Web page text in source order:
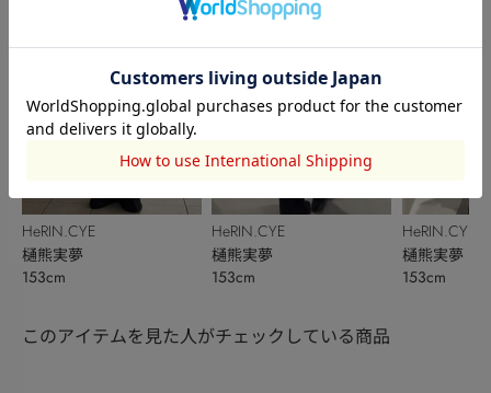
HeRIN.CYE
樋熊実夢
153cm
HeRIN.CYE
樋熊実夢
153cm
HeRIN.CYE
樋熊実夢
153cm
このアイテムを見た人がチェックしている商品